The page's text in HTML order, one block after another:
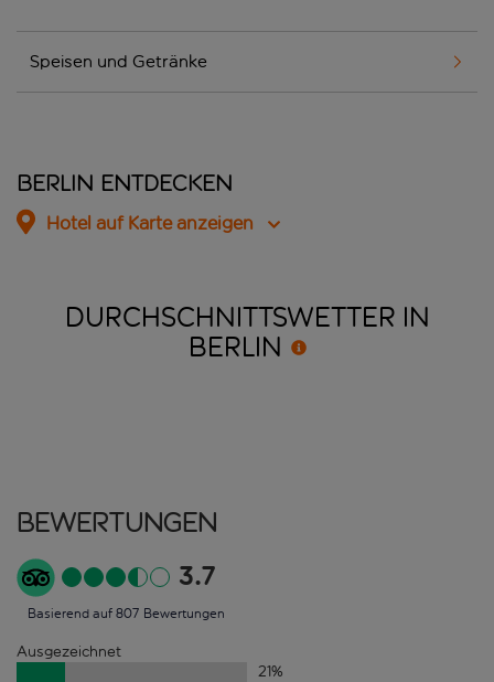
Speisen und Getränke
Berlin entdecken
Hotel auf Karte anzeigen
DURCHSCHNITTSWETTER IN
BERLIN
Bewertungen
3.7
Basierend auf 807 Bewertungen
Ausgezeichnet
21%